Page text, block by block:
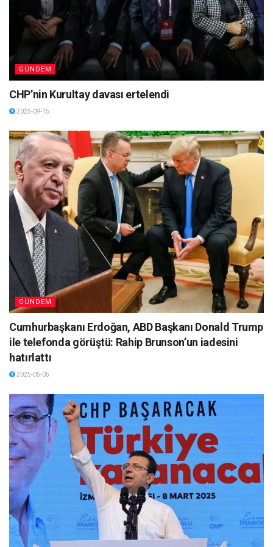
GÜNDEM
CHP’nin Kurultay davası ertelendi
2025-09-15
GÜNDEM
Cumhurbaşkanı Erdoğan, ABD Başkanı Donald Trump
ile telefonda görüştü: Rahip Brunson’un iadesini
hatırlattı
2025-05-05